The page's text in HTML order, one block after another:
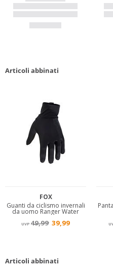
Articoli abbinati
Articoli abbinati